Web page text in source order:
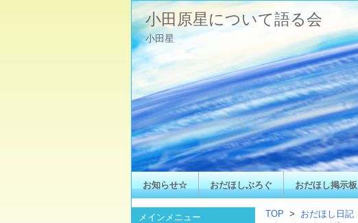
小田原星について語る会
小田星
お知らせ☆ おだほしぶろぐ おだほし掲示板
TOP > おだほし日記
メインメニュー